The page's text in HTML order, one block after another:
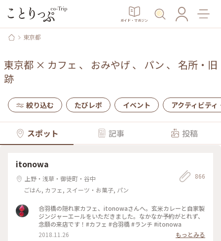
ガイド・マガジン
東京都
東京都 × カフェ 、 おみやげ 、 パン 、 名所・旧
跡
絞り込む たびレポ イベント アクティビティ
スポット 記事 投稿
itonowa
上野・浅草・御徒町・谷中
ごはん, カフェ, スイーツ・お菓子, パン
866
合羽橋の隠れ家カフェ、itonowaさんへ。玄米カレーと自家製
ジンジャーエールをいただきました。なかなか予約がとれず、
念願の来店です！#カフェ #合羽橋 #ランチ #itonowa
2018.11.26
もっとみる